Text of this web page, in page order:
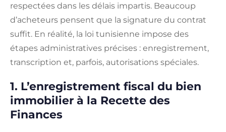
respectées dans les délais impartis. Beaucoup
d’acheteurs pensent que la signature du contrat
suffit. En réalité, la loi tunisienne impose des
étapes administratives précises : enregistrement,
transcription et, parfois, autorisations spéciales.
1. L’enregistrement fiscal du bien
immobilier à la Recette des
Finances